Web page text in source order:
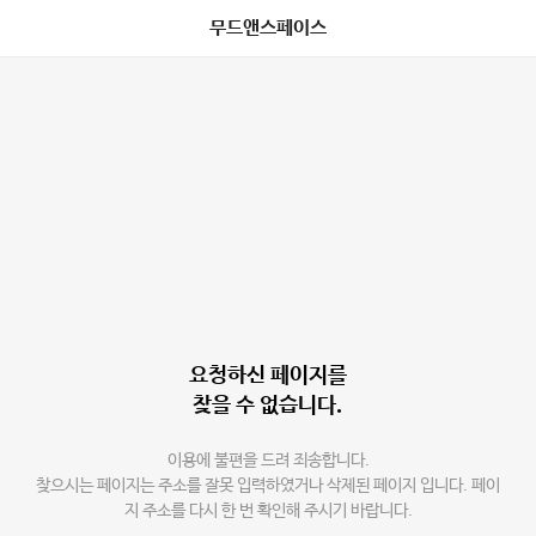
무드앤스페이스
요청하신 페이지를
찾을 수 없습니다.
이용에 불편을 드려 죄송합니다.
찾으시는 페이지는 주소를 잘못 입력하였거나 삭제된 페이지 입니다. 페이
지 주소를 다시 한 번 확인해 주시기 바랍니다.